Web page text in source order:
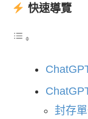
快速導覽
封存